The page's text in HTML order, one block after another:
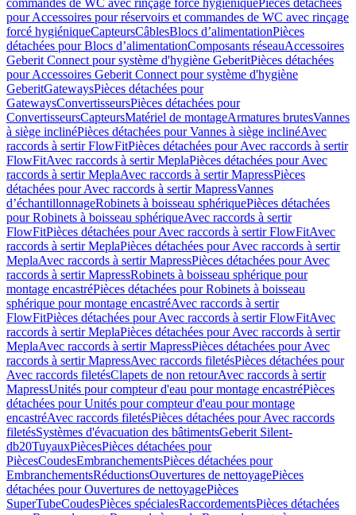
commandes de WC avec rinçage forcé hygiéniquePièces détachées
pour Accessoires pour réservoirs et commandes de WC avec rinçage
forcé hygiéniqueCapteursCâblesBlocs d’alimentationPièces
détachées pour Blocs d’alimentationComposants réseauAccessoires
Geberit Connect pour système d'hygiène GeberitPièces détachées
pour Accessoires Geberit Connect pour système d'hygiène
GeberitGatewaysPièces détachées pour
GatewaysConvertisseursPièces détachées pour
ConvertisseursCapteursMatériel de montageArmatures brutesVannes
à siège inclinéPièces détachées pour Vannes à siège inclinéAvec
raccords à sertir FlowFitPièces détachées pour Avec raccords à sertir
FlowFitAvec raccords à sertir MeplaPièces détachées pour Avec
raccords à sertir MeplaAvec raccords à sertir MapressPièces
détachées pour Avec raccords à sertir MapressVannes
d’échantillonnageRobinets à boisseau sphériquePièces détachées
pour Robinets à boisseau sphériqueAvec raccords à sertir
FlowFitPièces détachées pour Avec raccords à sertir FlowFitAvec
raccords à sertir MeplaPièces détachées pour Avec raccords à sertir
MeplaAvec raccords à sertir MapressPièces détachées pour Avec
raccords à sertir MapressRobinets à boisseau sphérique pour
montage encastréPièces détachées pour Robinets à boisseau
sphérique pour montage encastréAvec raccords à sertir
FlowFitPièces détachées pour Avec raccords à sertir FlowFitAvec
raccords à sertir MeplaPièces détachées pour Avec raccords à sertir
MeplaAvec raccords à sertir MapressPièces détachées pour Avec
raccords à sertir MapressAvec raccords filetésPièces détachées pour
Avec raccords filetésClapets de non retourAvec raccords à sertir
MapressUnités pour compteur d'eau pour montage encastréPièces
détachées pour Unités pour compteur d'eau pour montage
encastréAvec raccords filetésPièces détachées pour Avec raccords
filetésSystèmes d'évacuation des bâtimentsGeberit Silent-
db20TuyauxPiècesPièces détachées pour
PiècesCoudesEmbranchementsPièces détachées pour
EmbranchementsRéductionsOuvertures de nettoyagePièces
détachées pour Ouvertures de nettoyagePièces
SuperTubeCoudesPièces spécialesRaccordementsPièces détachées